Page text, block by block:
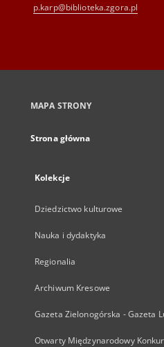
p.karp@biblioteka.zgora.pl
MAPA STRONY
Strona główna
Kolekcje
Dziedzictwo kulturowe
Nauka i dydaktyka
Regionalia
Archiwum Kresowe
Gazeta Zielonogórska - Gazeta
Otwarty Międzynarodowy